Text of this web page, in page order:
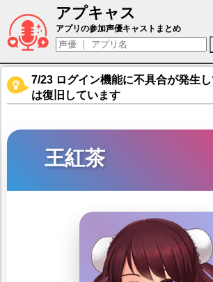
アプキャス
王紅茶（声優：戸田めぐみ
アプリの参加声優キャストまとめ
7/23 ログイン機能に不具合が発生
は復旧しています
王紅茶